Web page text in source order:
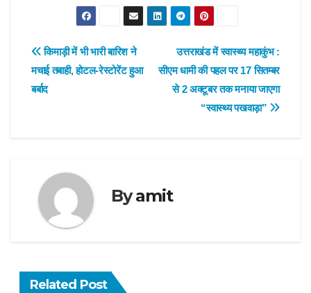
Post
navigation
उत्तराखंड में स्वास्थ्य महाकुंभ :
सीएम धामी की पहल पर 17 सितम्बर
से 2 अक्टूबर तक मनाया जाएगा
“स्वास्थ्य पखवाड़ा”
किमाड़ी में भी भारी बारिश ने
मचाई तबाही, होटल-रेस्टोरेंट हुआ
बर्बाद
Byamit
Related Post